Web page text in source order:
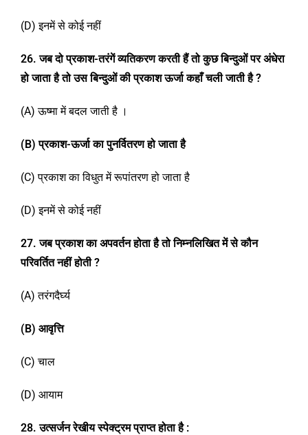
(D) इनमें से कोई नहीं
26. जब दो प्रकाश-तरंगें व्यतिकरण करती हैं तो कुछ बिन्दुओं पर अंधेरा
हो जाता है तो उस बिन्दुओं की प्रकाश ऊर्जा कहाँ चली जाती है ?
(A) ऊष्मा में बदल जाती है ।
(B)प्रकाश-ऊर्जा का पुनर्वितरण हो जाता है
(C) प्रकाश का विधुत में रूपांतरण हो जाता है
(D) इनमें से कोई नहीं
27. जब प्रकाश का अपवर्तन होता है तो निम्नलिखित में से कौन
परिवर्तित नहीं होती ?
(A) तरंगदैर्घ्य
(B) आवृत्ति
(C) चाल
(D) आयाम
28. उत्सर्जन रेखीय स्पेक्ट्रम प्राप्त होता है: